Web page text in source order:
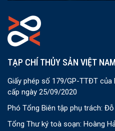
TẠP CHÍ THỦY SẢN VIỆT NAM
Giấy phép số 179/GP-TTĐT
cấp ngày 25/09/2020
Phó Tổng Biên tập phụ trách:
Tổng Thư ký toà soạn: Hoàng